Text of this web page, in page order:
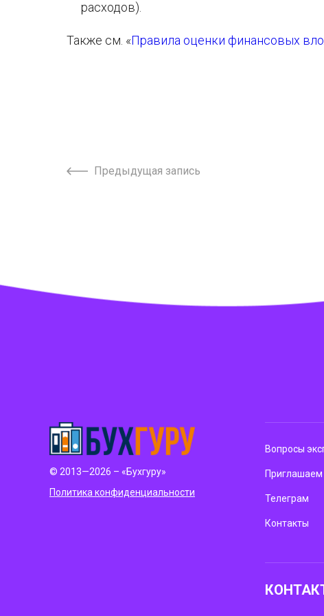
расходов).
Также см. «Правила оценки финансовых
Предыдущая запись
© 2013—2026 – «Бухгуру»
Политика конфиденциальности
Вопросы
Приглашаем
Телеграм
Контакты